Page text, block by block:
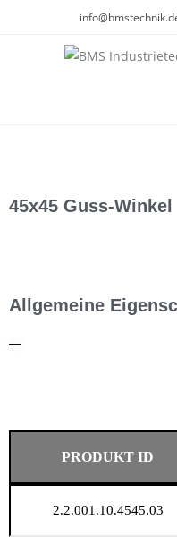
45x45 Guss-Winkel
Allgemeine
—
PRODUKT ID
2.2.001.10.4545.03